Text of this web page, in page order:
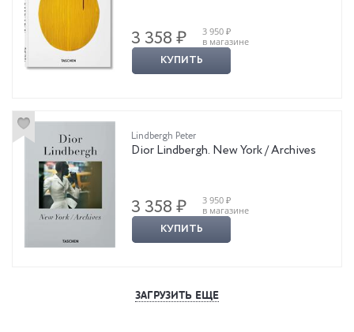
3 358 ₽
3 950 ₽
в магазине
КУПИТЬ
Lindbergh Peter
Dior Lindbergh. New York / Archives
3 358 ₽
3 950 ₽
в магазине
КУПИТЬ
ЗАГРУЗИТЬ ЕЩЕ